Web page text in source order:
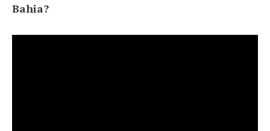
Bahia?